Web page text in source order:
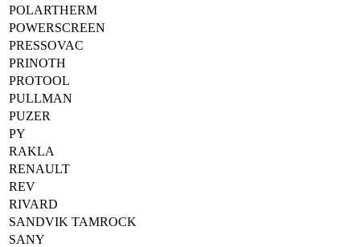
POLARTHERM
POWERSCREEN
PRESSOVAC
PRINOTH
PROTOOL
PULLMAN
PUZER
PY
RAKLA
RENAULT
REV
RIVARD
SANDVIK TAMROCK
SANY